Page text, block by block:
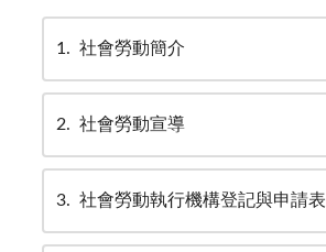
1 社會勞動簡介
2 社會勞動宣導
3 社會勞動執行機構登記與申請表